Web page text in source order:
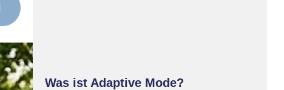
Was ist Adaptive Mode?